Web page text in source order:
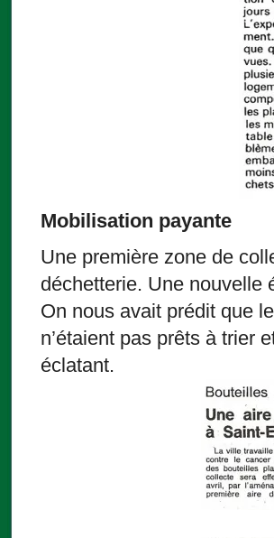
Mobilisation payante
Une première zone de
déchetterie. Une nouvelle
On nous avait prédit que
n’étaient pas prêts à trier
éclatant.